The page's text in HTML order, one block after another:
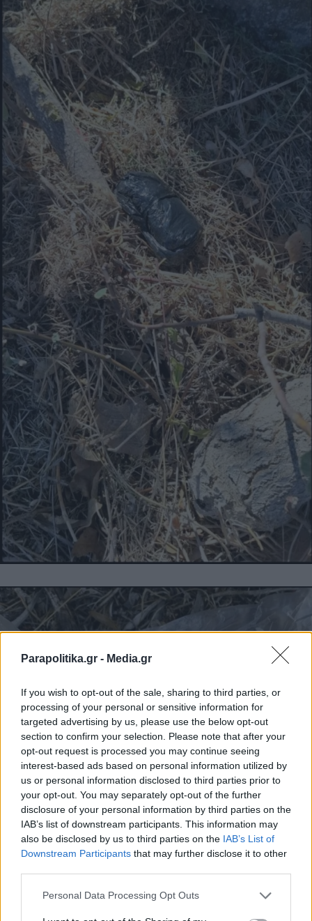
Parapolitika.gr - Media.gr
If you wish to opt-out of the sale, sharing to third parties, or
processing of your personal or sensitive information for
targeted advertising by us, please use the below opt-out
section to confirm your selection. Please note that after your
opt-out request is processed you may continue seeing
interest-based ads based on personal information utilized by
us or personal information disclosed to third parties prior to
your opt-out. You may separately opt-out of the further
disclosure of your personal information by third parties on the
IAB’s list of downstream participants. This information may
also be disclosed by us to third parties on the IAB’s List of
Downstream Participants that may further disclose it to other
Personal Data Processing Opt Outs
Εγγραφή στο newsletter